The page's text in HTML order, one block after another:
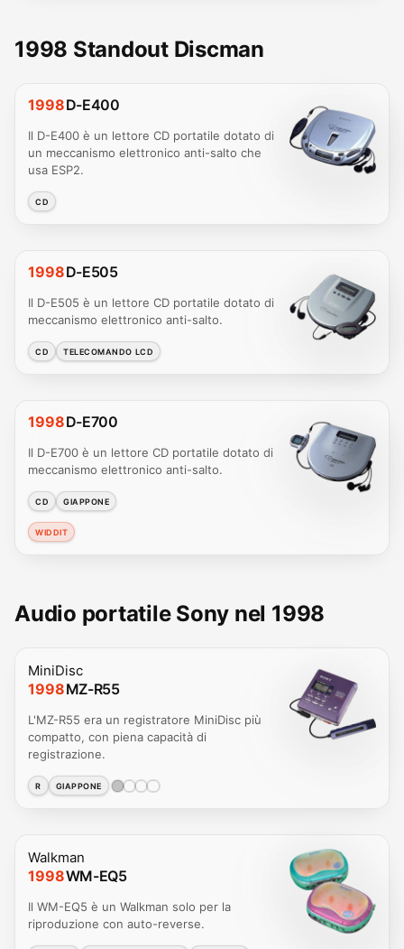
1998 Standout Discman
1998D-E400
Il D-E400 è un lettore CD portatile dotato di
un meccanismo elettronico anti-salto che
usa ESP2.
CD
1998D-E505
Il D-E505 è un lettore CD portatile dotato di
meccanismo elettronico anti-salto.
CD TELECOMANDO LCD
1998D-E700
Il D-E700 è un lettore CD portatile dotato di
meccanismo elettronico anti-salto.
CD GIAPPONE
WIDDIT
Audio portatile Sony nel 1998
MiniDisc
1998MZ-R55
L'MZ-R55 era un registratore MiniDisc più
compatto, con piena capacità di
registrazione.
R GIAPPONE
Walkman
1998WM-EQ5
Il WM-EQ5 è un Walkman solo per la
riproduzione con auto-reverse.